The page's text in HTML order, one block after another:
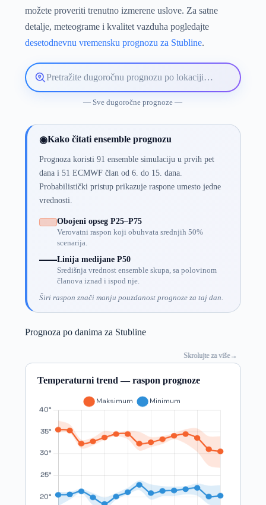
možete proveriti trenutno izmerene uslove. Za satne
detalje, meteograme i kvalitet vazduha pogledajte
desetodnevnu vremensku prognozu za Stubline.
Pretražite
lokaciju
— Sve dugoročne prognoze —
◉Kako čitati ensemble prognozu
Prognoza koristi 91 ensemble simulaciju u prvih pet
dana i 51 ECMWF član od 6. do 15. dana.
Probabilistički pristup prikazuje raspone umesto jedne
vrednosti.
Obojeni opseg P25–P75
Verovatni raspon koji obuhvata srednjih 50%
scenarija.
Linija medijane P50
Središnja vrednost ensemble skupa, sa polovinom
članova iznad i ispod nje.
Širi raspon znači manju pouzdanost prognoze za taj dan.
Prognoza po danima za Stubline
Skrolujte za više→
Temperaturni trend — raspon prognoze